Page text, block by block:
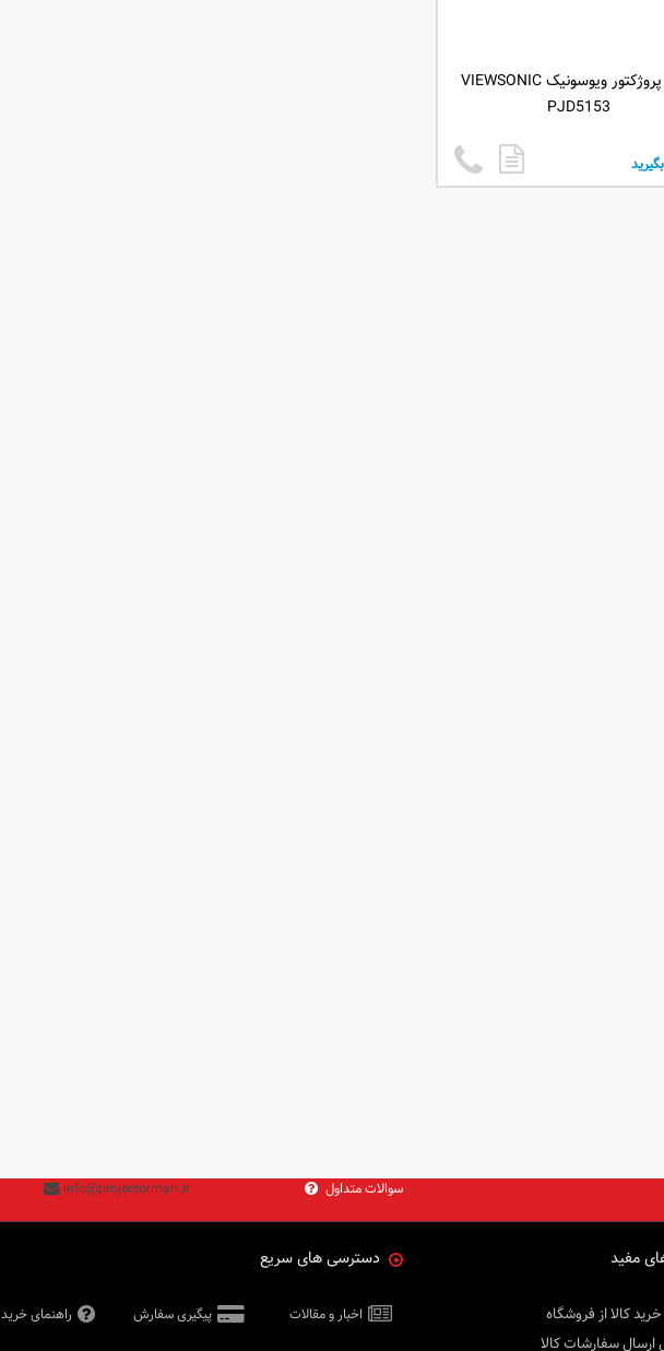
ویدئو پروژکتور ویوسونیک VIEWSONIC
PJD5153
سوالات متداول info@projectorman.ir
دسترسی های سریع
اخبار و مقالات پیگیری سفارش راهنمای خرید
مفید
کالا از فروشگاه
ارسال سفارشات کالا